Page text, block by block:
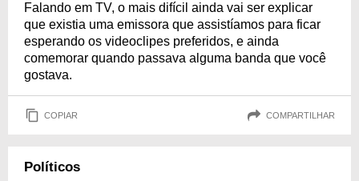
Falando em TV, o mais difícil ainda vai ser explicar
que existia uma emissora que assistíamos para ficar
esperando os videoclipes preferidos, e ainda
comemorar quando passava alguma banda que você
gostava.
COPIAR COMPARTILHAR
Políticos